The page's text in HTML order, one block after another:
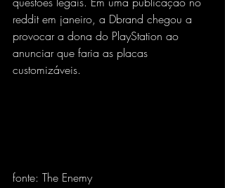
reddit em janeiro, a Dbrand chegou a
provocar a dona do PlayStation ao
anunciar que faria as placas
customizáveis.
fonte: The Enemy